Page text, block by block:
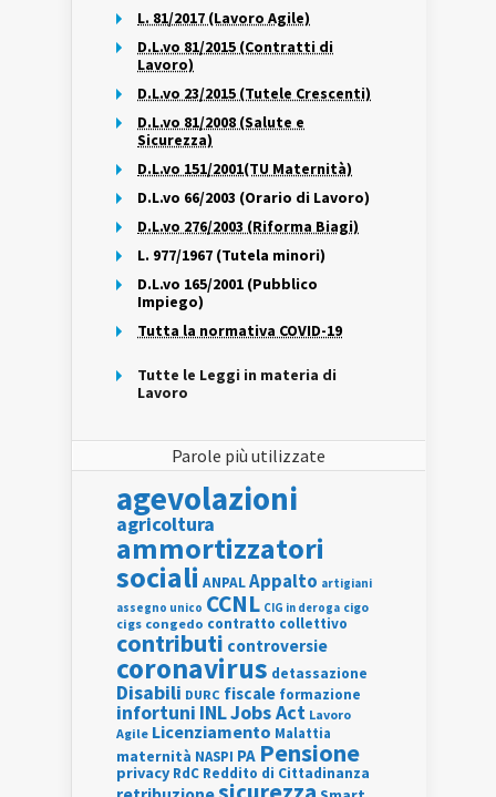
L. 81/2017 (Lavoro Agile)
D.L.vo 81/2015 (Contratti di
Lavoro)
D.L.vo 23/2015 (Tutele Crescenti)
D.L.vo 81/2008 (Salute e
Sicurezza)
D.L.vo 151/2001(TU Maternità)
D.L.vo 66/2003 (Orario di Lavoro)
D.L.vo 276/2003 (Riforma Biagi)
L. 977/1967 (Tutela minori)
D.L.vo 165/2001 (Pubblico
Impiego)
Tutta la normativa COVID-19
Tutte le Leggi in materia di
Lavoro
Parole più utilizzate
agevolazioni
agricoltura
ammortizzatori
sociali ANPALAppalto artigiani
assegno unico CCNL CIG in deroga cigo
cigs congedo contratto collettivo
contributi controversie
coronavirus detassazione
Disabili DURC fiscale formazione
infortuni INLJobs Act Lavoro
Agile Licenziamento Malattia
maternità NASPI PA Pensione
privacy RdC Reddito di Cittadinanza